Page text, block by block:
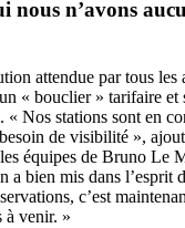
nous n’avons
attendue par tous les
« bouclier » tarifaire et
« Nos stations sont en
de visibilité »,
équipes de Bruno Le
a bien mis dans l’esprit
c’est
à venir. »